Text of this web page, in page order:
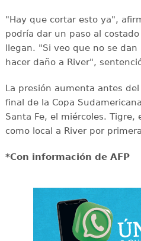
"Hay que cortar esto ya",
podría dar un paso al
llegan. "Si veo que no se
hacer daño a River",
La presión aumenta antes
final de la Copa
Santa Fe, el miércoles.
como local a River por
*Con información de AFP